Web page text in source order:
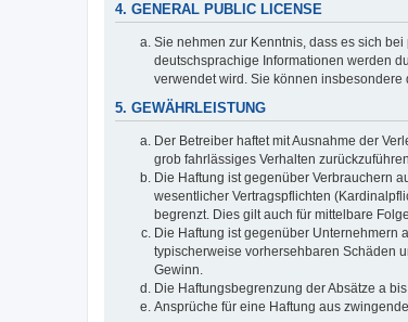
4. GENERAL PUBLIC LICENSE
Sie nehmen zur Kenntnis, dass es sich bei
deutschsprachige Informationen werden
verwendet wird. Sie können insbesondere
5. GEWÄHRLEISTUNG
Der Betreiber haftet mit Ausnahme der
grob fahrlässiges Verhalten
Die Haftung ist gegenüber Verbrauchern
wesentlicher Vertragspflichten
begrenzt. Dies gilt auch für mittelbare
Die Haftung ist gegenüber Unternehmern
typischerweise vorhersehbaren Schäden
Gewinn.
Die Haftungsbegrenzung der Absätze a
Ansprüche für eine Haftung aus